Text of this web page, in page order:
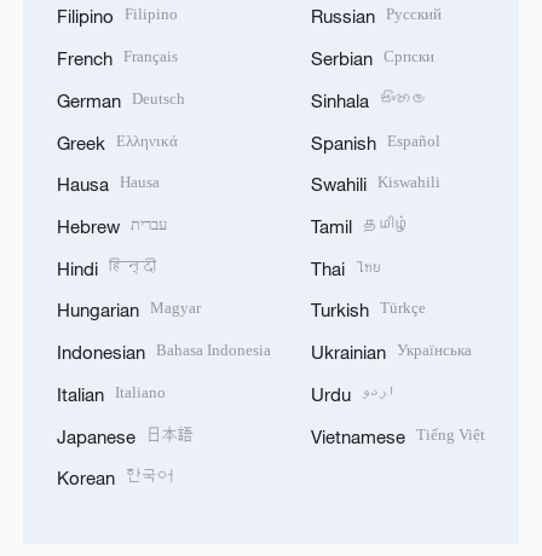
Filipino Filipino
French Français
German Deutsch
Greek Ελληνικά
Hausa Hausa
Hebrew עברית
Hindi हिन्दी
Hungarian Magyar
Indonesian Bahasa Indonesia
Italian Italiano
Japanese 日本語
Korean 한국어
Russian Русский
Serbian Српски
Sinhala සිංහල
Spanish Español
Swahili Kiswahili
Tamil தமிழ்
Thai ไทย
Turkish Türkçe
Ukrainian Українська
Urdu اردو
Vietnamese Tiếng Việt